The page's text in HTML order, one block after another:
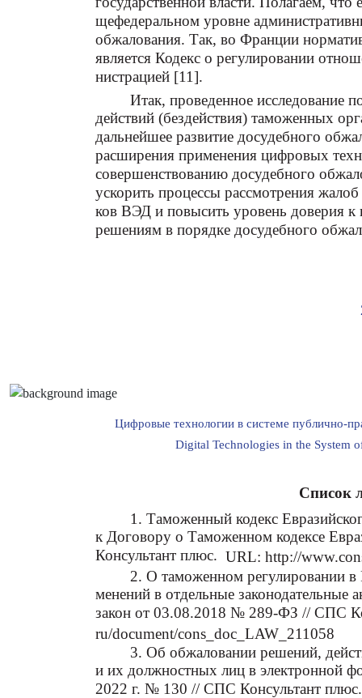
щефедеральном уровне
обжалования. Так, во Франции
является Кодекс о регулировании
нистрацией [11].
Итак, проведенное исследование
действий (бездействия) таможенных
дальнейшее развитие досудебного
расширения применения цифровых
совершенствованию досудебного
ускорить процессы рассмотрения
ков ВЭД и повысить уровень доверия
решениям в порядке досудебного
Цифровые технологии в системе публично-
Digital Technologies in the System
Список
1. Таможенный кодекс
к Договору о Таможенном кодексе
Консультант плюс. URL: http://
2. О таможенном регулировании в
менений в отдельные
закон от 03.08.2018 № 289-ФЗ // СПС
ru/document/cons_doc_LAW_211058
3. Об обжаловании решений,
и их должностных лиц в электронной
2022 г. № 130 // СПС Консультант плюс.